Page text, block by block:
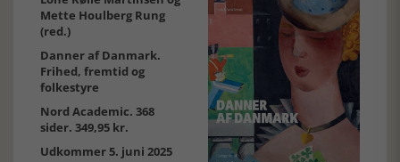
Mette Houlberg Rung
(red.)
Danner af Danmark.
Frihed, fremtid og
folkestyre
Nord Academic. 368
sider. 349,95 kr.
Udkommer 5. juni 2025